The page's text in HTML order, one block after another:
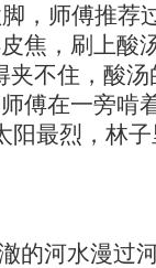
，师傅推荐
焦，刷上酸
夹不住，酸
傅在一旁啃
阳最烈，林
的河水漫过